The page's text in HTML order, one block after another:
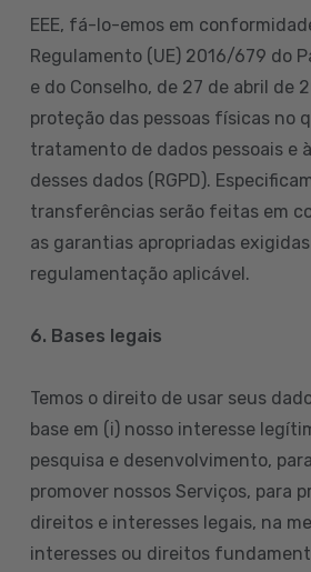
EEE, fá-lo-emos em
Regulamento (UE) 2016/679 do
e do Conselho, de 27 de abril de
proteção das pessoas físicas no
tratamento de dados pessoais e
desses dados (RGPD).
transferências serão feitas em
as garantias apropriadas
regulamentação aplicável.
6. Bases legais
Temos o direito de usar seus
base em (i) nosso interesse
pesquisa e desenvolvimento,
promover nossos Serviços, para
direitos e interesses legais, na
interesses ou direitos